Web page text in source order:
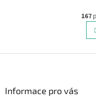
167
Informace pro vás